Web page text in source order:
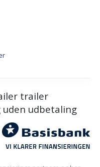
trailer
udbetaling